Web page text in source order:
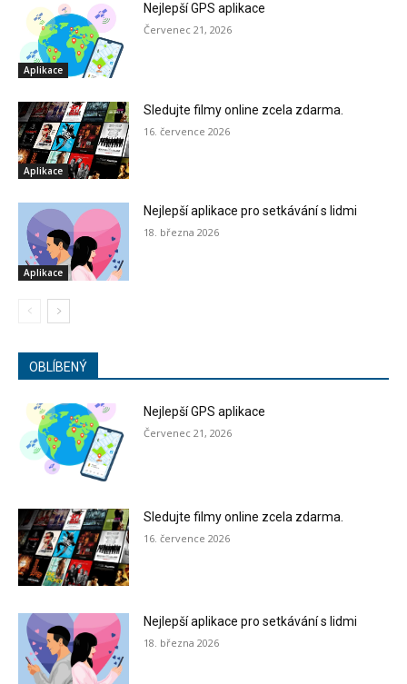
Aplikace
Nejlepší GPS aplikace
Červenec 21, 2026
Aplikace
Sledujte filmy online zcela zdarma.
16. července 2026
Aplikace
Nejlepší aplikace pro setkávání s lidmi
18. března 2026
OBLÍBENÝ
Nejlepší GPS aplikace
Červenec 21, 2026
Sledujte filmy online zcela zdarma.
16. července 2026
Nejlepší aplikace pro setkávání s lidmi
18. března 2026